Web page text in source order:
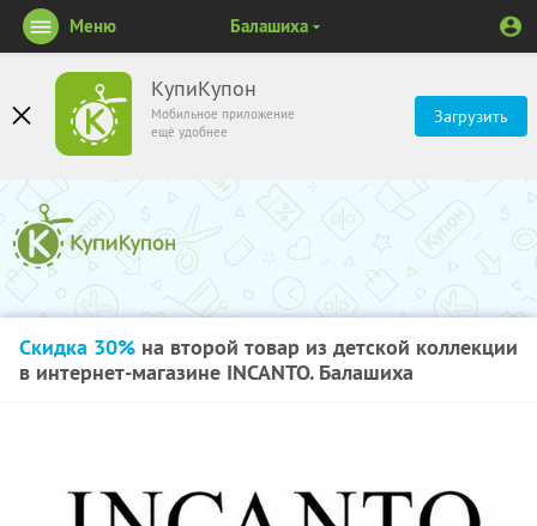
КупиКупон
Мобильное приложение
ещё удобнее
Загрузить
Меню Балашиха
Скидка 30% на второй товар из детской коллекции
в интернет-магазине INCANTO. Балашиха